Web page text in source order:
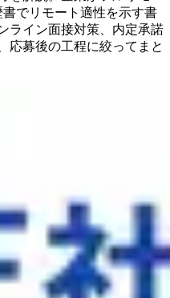
でリモート適性を示す書
ライン面接対策、内定承諾
応募後の工程に絞ってまと